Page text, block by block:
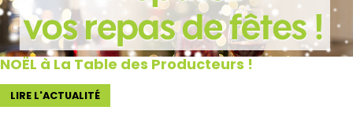
NOËL à La Table des Producteurs !
LIRE L'ACTUALITÉ